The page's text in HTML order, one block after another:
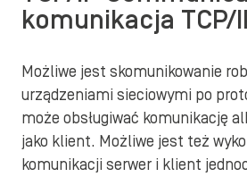
komunikacja TCP/
Możliwe jest skomunikowanie
urządzeniami sieciowymi po
może obsługiwać komunikację
jako klient. Możliwe jest też
komunikacji serwer i klient